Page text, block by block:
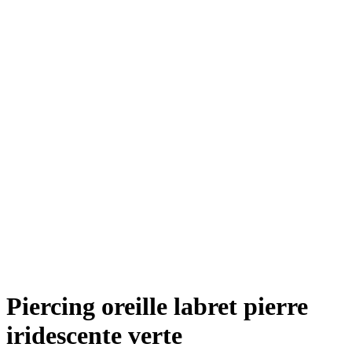
Piercing oreille labret pierre
iridescente verte